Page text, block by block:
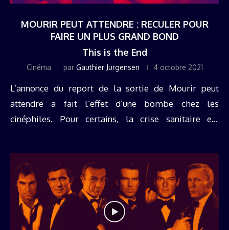
MOURIR PEUT ATTENDRE : RECULER POUR
FAIRE UN PLUS GRAND BOND
This is the End
Cinéma par Gauthier Jurgensen 4 octobre 2021
L’annonce du report de la sortie de Mourir peut
attendre a fait l’effet d’une bombe chez les
cinéphiles. Pour certains, la crise sanitaire est